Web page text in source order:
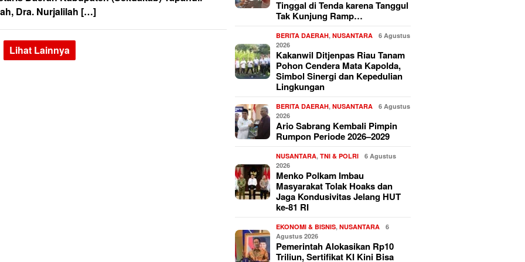
Dra. Nurjalilah […]
Lihat Lainnya
Tinggal di Tenda karena Tanggul
Tak Kunjung Ramp…
BERITA DAERAH,NUSANTARA
6 Agustus
2026
Kakanwil Ditjenpas Riau Tanam
Pohon Cendera Mata Kapolda,
Simbol Sinergi dan Kepedulian
Lingkungan
BERITA DAERAH,NUSANTARA
6 Agustus
2026
Ario Sabrang Kembali Pimpin
Rumpon Periode 2026–2029
NUSANTARA,TNI & POLRI
6 Agustus
2026
Menko Polkam Imbau
Masyarakat Tolak Hoaks dan
Jaga Kondusivitas Jelang HUT
ke-81 RI
EKONOMI & BISNIS,NUSANTARA
6
Agustus 2026
Pemerintah Alokasikan Rp10
Triliun, Sertifikat KI Kini Bisa